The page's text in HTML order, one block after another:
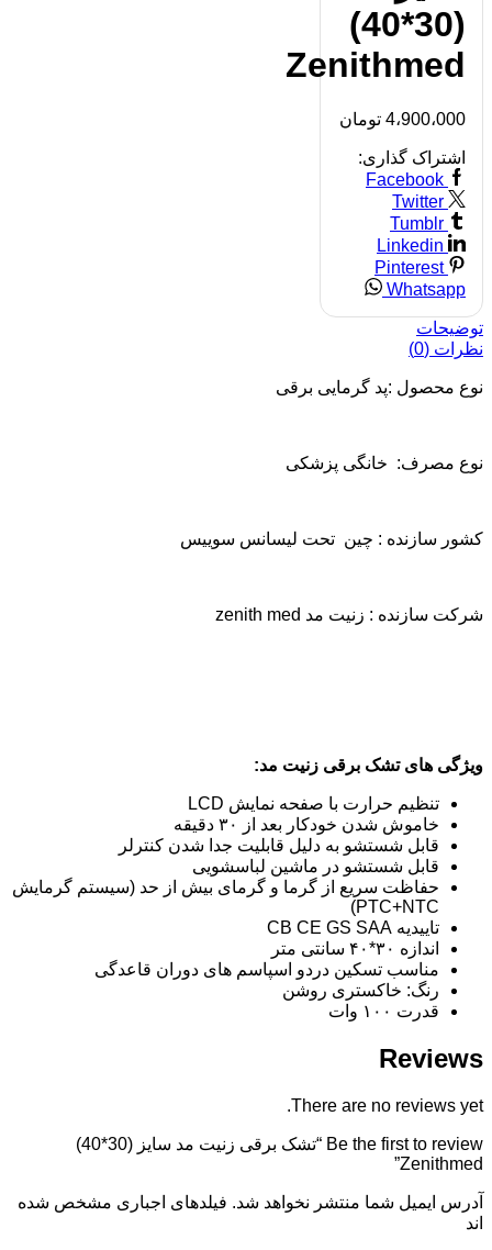
(30*40)
Zenithmed
4،900،000 تومان
اشتراک گذاری:
Facebook
Twitter
Tumblr
Linkedin
Pinterest
Whatsapp
توضیحات
نظرات (0)
نوع محصول :پد گرمایی برقی
نوع مصرف: خانگی پزشکی
کشور سازنده : چین تحت لیسانس سوییس
شرکت سازنده : زنیت مد zenith med
ویژگی های تشک برقی زنیت مد:
تنظیم حرارت با صفحه نمایش LCD
خاموش شدن خودکار بعد از ۳۰ دقیقه
قابل شستشو به دلیل قابلیت جدا شدن کنترلر
قابل شستشو در ماشین لباسشویی
حفاظت سریع از گرما و گرمای بیش از حد (سیستم گرمایش
PTC+NTC)
تاییدیه CB CE GS SAA
اندازه ۳۰*۴۰ سانتی متر
مناسب تسکین دردو اسپاسم های دوران قاعدگی
رنگ: خاکستری روشن
قدرت ۱۰۰ وات
Reviews
There are no reviews yet.
Be the first to review “تشک برقی زنیت مد سایز (30*40)
Zenithmed”
آدرس ایمیل شما منتشر نخواهد شد. فیلدهای اجباری مشخص شده
اند